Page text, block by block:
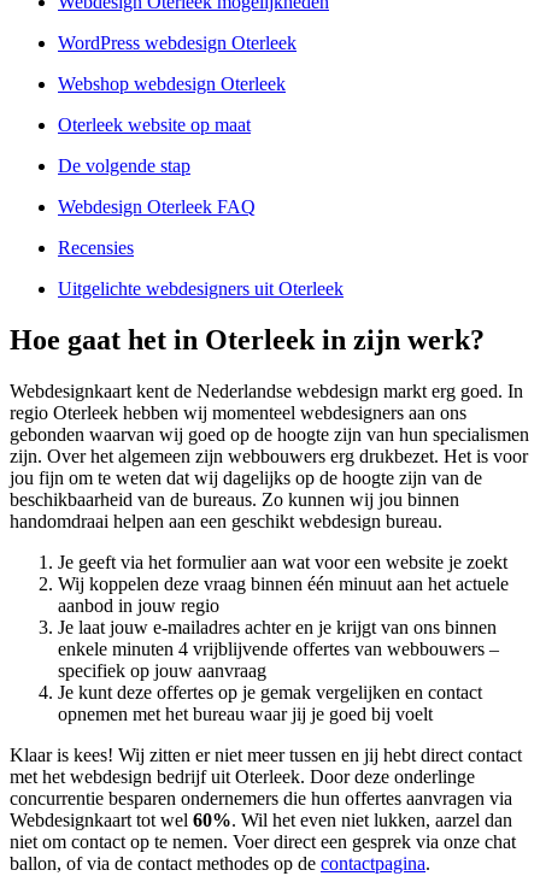
WordPress webdesign Oterleek
Webshop webdesign Oterleek
Oterleek website op maat
De volgende stap
Webdesign Oterleek FAQ
Recensies
Uitgelichte webdesigners uit Oterleek
Hoe gaat het in Oterleek in zijn werk?
Webdesignkaart kent de Nederlandse webdesign markt erg goed. In
regio Oterleek hebben wij momenteel webdesigners aan ons
gebonden waarvan wij goed op de hoogte zijn van hun specialismen
zijn. Over het algemeen zijn webbouwers erg drukbezet. Het is voor
jou fijn om te weten dat wij dagelijks op de hoogte zijn van de
beschikbaarheid van de bureaus. Zo kunnen wij jou binnen
handomdraai helpen aan een geschikt webdesign bureau.
Je geeft via het formulier aan wat voor een website je zoekt
Wij koppelen deze vraag binnen één minuut aan het actuele
aanbod in jouw regio
Je laat jouw e-mailadres achter en je krijgt van ons binnen
enkele minuten 4 vrijblijvende offertes van webbouwers –
specifiek op jouw aanvraag
Je kunt deze offertes op je gemak vergelijken en contact
opnemen met het bureau waar jij je goed bij voelt
Klaar is kees! Wij zitten er niet meer tussen en jij hebt direct contact
met het webdesign bedrijf uit Oterleek. Door deze onderlinge
concurrentie besparen ondernemers die hun offertes aanvragen via
Webdesignkaart tot wel 60%. Wil het even niet lukken, aarzel dan
niet om contact op te nemen. Voer direct een gesprek via onze chat
ballon, of via de contact methodes op de contactpagina.